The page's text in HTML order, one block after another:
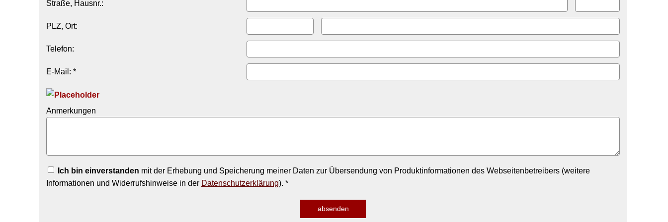
Straße, Hausnr.:
PLZ, Ort:
Telefon:
E-Mail: *
Anmerkungen
Ich bin einverstanden mit der Erhebung und Speicherung meiner Daten zur Übersendung von Produktinformationen des Webseitenbetreibers (weitere
Informationen und Widerrufshinweise in der Datenschutzerklärung). *
absenden